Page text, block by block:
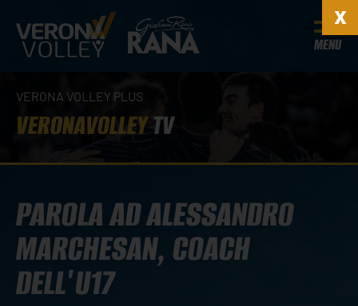
MENU
VERONA VOLLEY PLUS
VERONAVOLLEYTV
PAROLA AD ALESSANDRO
MARCHESAN, COACH
DELL'U17